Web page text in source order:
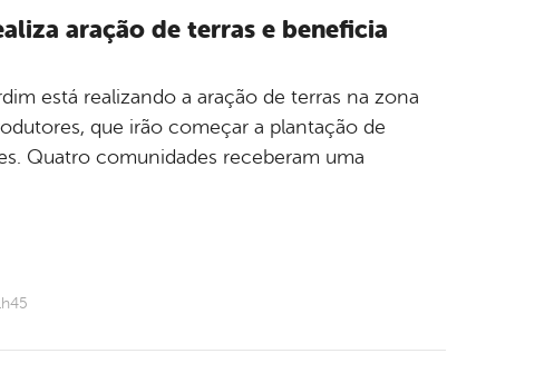
aração de terras e beneficia
está realizando a aração de terras na zona
que irão começar a plantação de
Quatro comunidades receberam uma